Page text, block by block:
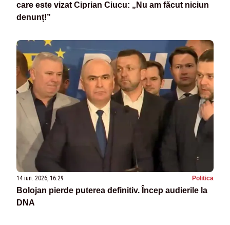
care este vizat Ciprian Ciucu: „Nu am făcut niciun
denunț!”
14 iun. 2026, 16:29 Politica
Bolojan pierde puterea definitiv. Încep audierile la
DNA